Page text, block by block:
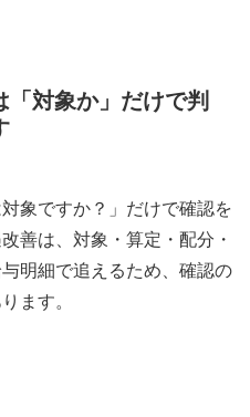
対象か」だけで判
象ですか？」だけで確認を
善は、対象・算定・配分・
明細で追えるため、確認の
ます。